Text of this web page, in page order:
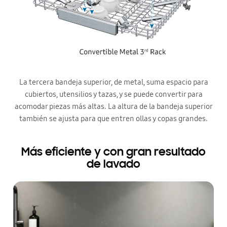
La tercera bandeja superior, de metal, suma espacio para
cubiertos, utensilios y tazas, y se puede convertir para
acomodar piezas más altas. La altura de la bandeja superior
también se ajusta para que entren ollas y copas grandes.
Más eficiente y con gran resultado
de lavado